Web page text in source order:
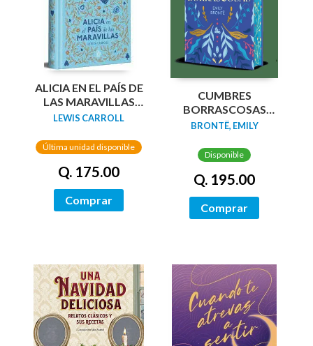
ALICIA EN EL PAÍS DE
LAS MARAVILLAS
(EDICIÓN LIMITADA
PINTADOS)
LEWIS CARROLL
Última unidad disponible
Q. 175.00
Comprar
CUMBRES
BORRASCOSAS
(EDICION LIMITADA
TINTADOS)
BRONTË, EMILY
Disponible
Q. 195.00
Comprar